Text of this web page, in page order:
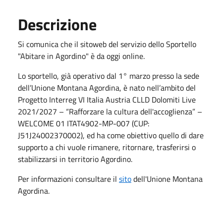
Descrizione
Si comunica che il sitoweb del servizio dello Sportello
"Abitare in Agordino" è da oggi online.
Lo sportello, già operativo dal 1° marzo presso la sede
dell’Unione Montana Agordina, è nato nell’ambito del
Progetto Interreg VI Italia Austria CLLD Dolomiti Live
2021/2027 – “Rafforzare la cultura dell'accoglienza” –
WELCOME 01 ITAT4902-MP-007 (CUP:
J51J24002370002), ed ha come obiettivo quello di dare
supporto a chi vuole rimanere, ritornare, trasferirsi o
stabilizzarsi in territorio Agordino.
Per informazioni consultare il sitodell'Unione Montana
Agordina.